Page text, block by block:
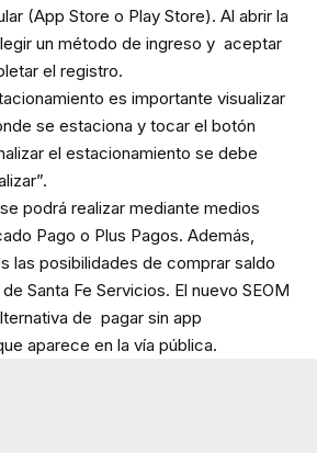
(App Store o Play Store). Al abrir la
un método de ingreso y aceptar
el registro.
es importante visualizar
se estaciona y tocar el botón
el estacionamiento se debe
podrá realizar mediante medios
Pago o Plus Pagos. Además,
las posibilidades de comprar saldo
Santa Fe Servicios. El nuevo SEOM
de pagar sin app
aparece en la vía pública.